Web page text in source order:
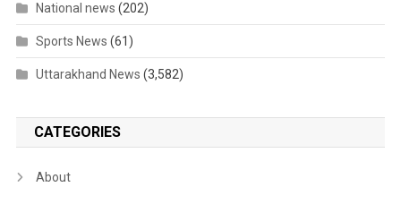
National news (202)
Sports News (61)
Uttarakhand News (3,582)
CATEGORIES
About